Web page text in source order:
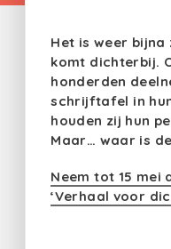
Het is weer bijna
komt dichterbij.
honderden
schrijftafel in
houden zij hun
Maar… waar is
Neem tot 15 mei
‘Verhaal voor